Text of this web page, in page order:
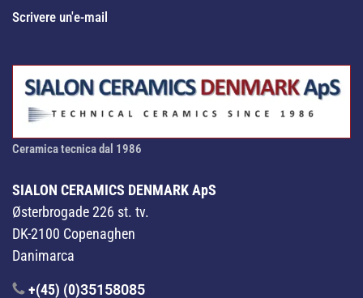
Scrivere un'e-mail
Ceramica tecnica dal 1986
SIALON CERAMICS DENMARK ApS
Østerbrogade 226 st. tv.
DK-2100 Copenaghen
Danimarca
+(45) (0)35158085